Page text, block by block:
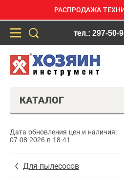
РАСПРОДАЖА
тел.: 297-50-
КАТАЛОГ
Дата обновления цен и наличия:
07.08.2026 в 18:41
Для пылесосов